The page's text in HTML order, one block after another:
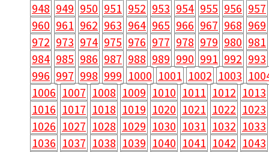
948 949 950 951 952 953 954 955 956 957
960 961 962 963 964 965 966 967 968 969
972 973 974 975 976 977 978 979 980 981
984 985 986 987 988 989 990 991 992 993
996 997 998 999 1000 1001 1002 1003
1006 1007 1008 1009 1010 1011 1012 1013
1016 1017 1018 1019 1020 1021 1022 1023
1026 1027 1028 1029 1030 1031 1032 1033
1036 1037 1038 1039 1040 1041 1042 1043